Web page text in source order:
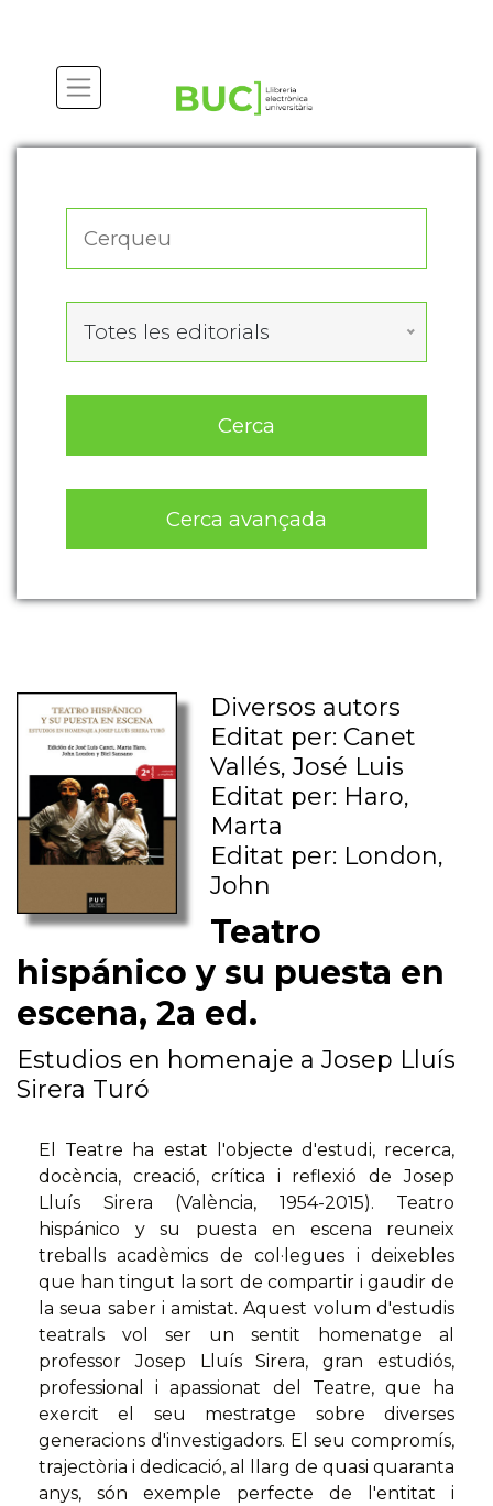
Totes les editorials
Cerca
Cerca avançada
Diversos autors
Editat per: Canet
Vallés, José Luis
Editat per: Haro,
Marta
Editat per: London,
John
Teatro
hispánico y su puesta en
escena, 2a ed.
Estudios en homenaje a Josep Lluís
Sirera Turó
El Teatre ha estat l'objecte d'estudi, recerca,
docència, creació, crítica i reflexió de Josep
Lluís Sirera (València, 1954-2015). Teatro
hispánico y su puesta en escena reuneix
treballs acadèmics de col·legues i deixebles
que han tingut la sort de compartir i gaudir de
la seua saber i amistat. Aquest volum d'estudis
teatrals vol ser un sentit homenatge al
professor Josep Lluís Sirera, gran estudiós,
professional i apassionat del Teatre, que ha
exercit el seu mestratge sobre diverses
generacions d'investigadors. El seu compromís,
trajectòria i dedicació, al llarg de quasi quaranta
anys, són exemple perfecte de l'entitat i